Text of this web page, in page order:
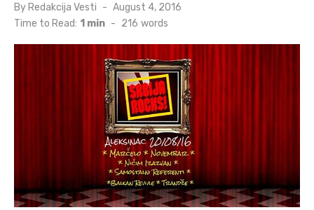
By Redakcija Vesti
Posted
on
August 4, 2016
Time to Read: 1 min - 216 words